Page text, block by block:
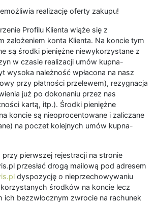
realizację oferty zakupu!
Profilu Klienta wiąże się z
założeniem konta Klienta. Na koncie tym
są środki pieniężne niewykorzystane z
w czasie realizacji umów kupna-
wysoka należność wpłacona na nasz
przy płatności przelewem), rezygnacja
już po dokonaniu przez nas
kartą, itp.). Środki pieniężne
koncie są nieoprocentowane i zaliczane
na poczet kolejnych umów kupna-
przy pierwszej rejestracji na stronie
przesłać drogą mailową pod adresem
dyspozycję o nieprzechowywaniu
środków na koncie lecz
ich bezzwłocznym zwrocie na rachunek